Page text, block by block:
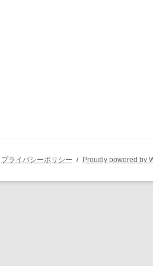
プライバシーポリシー Proudly powered by